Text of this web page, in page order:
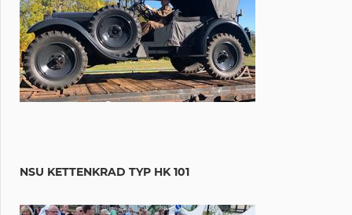
NSU KETTENKRAD TYP HK 101